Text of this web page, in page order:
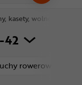
kasety, wolnobiegi
42
rowerowe